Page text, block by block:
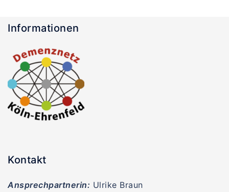
Informationen
Kontakt
Ansprechpartnerin: Ulrike Braun